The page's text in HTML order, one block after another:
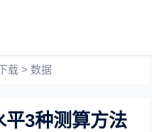
载 >数据
3种测算方法